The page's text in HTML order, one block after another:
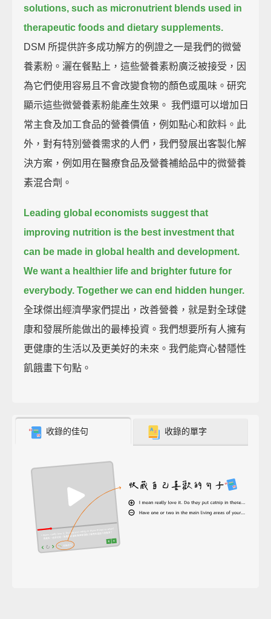
solutions, such as micronutrient blends used in
therapeutic foods and dietary supplements.
DSM 所提供許多成功解方的例證之一是我們的微營
養素粉。灑在餐點上，這些營養素粉廣泛被接受，因
為它們使用容易且不會改變食物的顏色或風味。研究
顯示這些微營養素粉能產生效果。 我們還可以增加日
常主食及加工食品的營養價值，例如點心和飲料。此
外，對有特別營養需求的人們，我們發展出客製化解
決方案，例如用在醫療食品及營養補給品中的微營養
素混合劑。
Leading global economists suggest that
improving nutrition is the best investment that
can be made in global health and development.
We want a healthier life and brighter future for
everybody. Together we can end hidden hunger.
全球傑出經濟學家們提出，改善營養，就是對全球健
康和發展所能做出的最棒投資。我們想要所有人擁有
更健康的生活以及更美好的未來。我們能齊心替隱性
飢餓畫下句點。
收錄的佳句 收錄的單字